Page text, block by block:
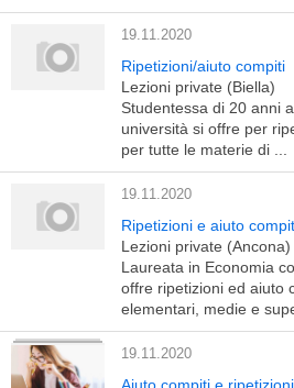
19.11.2020
Ripetizioni/aiuto compiti
Lezioni private (Biella)
Studentessa di 20 anni
università si offre per
per tutte le materie di ...
19.11.2020
Ripetizioni e aiuto
Lezioni private (Ancona)
Laureata in Economia
offre ripetizioni ed aiuto
elementari, medie e
19.11.2020